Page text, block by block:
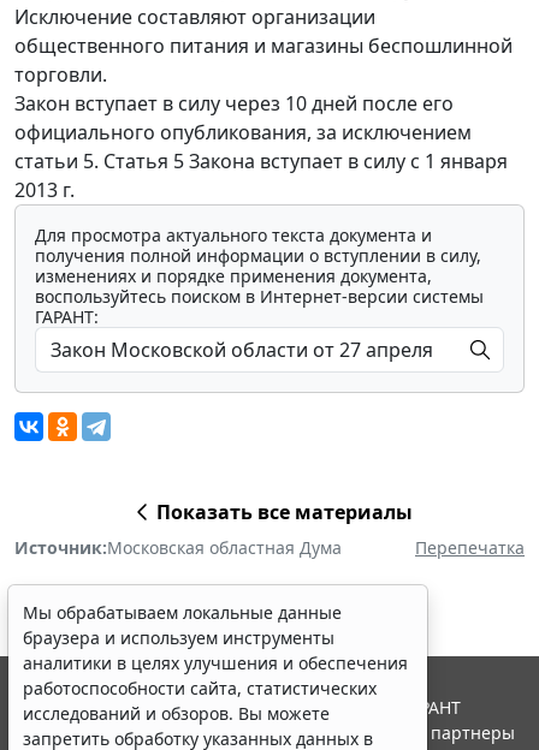
Исключение составляют организации
общественного питания и магазины беспошлинной
торговли.
Закон вступает в силу через 10 дней после его
официального опубликования, за исключением
статьи 5. Статья 5 Закона вступает в силу с 1 января
2013 г.
Для просмотра актуального текста документа и
получения полной информации о вступлении в силу,
изменениях и порядке применения документа,
воспользуйтесь поиском в Интернет-версии системы
ГАРАНТ:
Показать все материалы
Источник:Московская областная Дума Перепечатка
Мы обрабатываем локальные данные
браузера и используем инструменты
аналитики в целях улучшения и обеспечения
работоспособности сайта, статистических
исследований и обзоров. Вы можете
запретить обработку указанных данных в
© ООО "НПП "ГАРАНТ-СЕРВИС", 2026. Система ГАРАНТ
выпускается с 1990 года. Компания "Гарант" и ее партнеры